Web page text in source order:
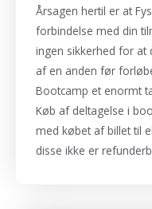
Årsagen hertil er at
forbindelse med din
ingen sikkerhed for at
af en anden før
Bootcamp et enormt
Køb af deltagelse i
med købet af billet til
disse ikke er